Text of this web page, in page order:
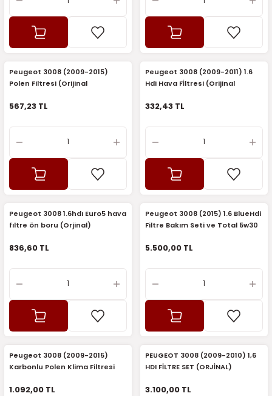
Peugeot 3008 (2009-2015)
Polen Filtresi (Orijinal
567,23 TL
Peugeot 3008 (2009-2011) 1.6
Hdi Hava Fİltresi (Orijinal
332,43 TL
Peugeot 3008 1.6hdı Euro5 hava
fıltre ön boru (Orjinal)
836,60 TL
Peugeot 3008 (2015) 1.6 BlueHdi
Filtre Bakım Seti ve Total 5w30
5.500,00 TL
Peugeot 3008 (2009-2015)
Karbonlu Polen Klima Filtresi
1.092,00 TL
PEUGEOT 3008 (2009-2010) 1,6
HDI FİLTRE SET (ORJİNAL)
3.100,00 TL